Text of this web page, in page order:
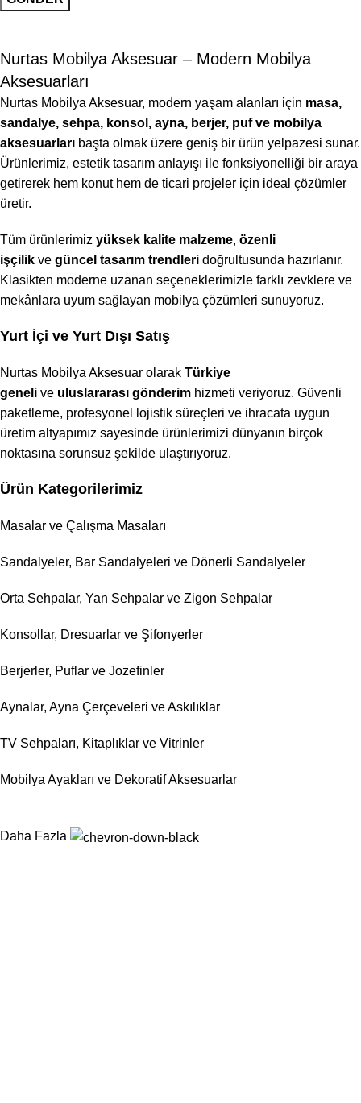
Nurtas Mobilya Aksesuar – Modern Mobilya
Aksesuarları
Nurtas Mobilya Aksesuar, modern yaşam alanları için masa,
sandalye, sehpa, konsol, ayna, berjer, puf ve mobilya
aksesuarları başta olmak üzere geniş bir ürün yelpazesi sunar.
Ürünlerimiz, estetik tasarım anlayışı ile fonksiyonelliği bir araya
getirerek hem konut hem de ticari projeler için ideal çözümler
üretir.
Tüm ürünlerimiz yüksek kalite malzeme, özenli
işçilik ve güncel tasarım trendleri doğrultusunda hazırlanır.
Klasikten moderne uzanan seçeneklerimizle farklı zevklere ve
mekânlara uyum sağlayan mobilya çözümleri sunuyoruz.
Yurt İçi ve Yurt Dışı Satış
Nurtas Mobilya Aksesuar olarak Türkiye
geneli ve uluslararası gönderim hizmeti veriyoruz. Güvenli
paketleme, profesyonel lojistik süreçleri ve ihracata uygun
üretim altyapımız sayesinde ürünlerimizi dünyanın birçok
noktasına sorunsuz şekilde ulaştırıyoruz.
Ürün Kategorilerimiz
Masalar ve Çalışma Masaları
Sandalyeler, Bar Sandalyeleri ve Dönerli Sandalyeler
Orta Sehpalar, Yan Sehpalar ve Zigon Sehpalar
Konsollar, Dresuarlar ve Şifonyerler
Berjerler, Puflar ve Jozefinler
Aynalar, Ayna Çerçeveleri ve Askılıklar
TV Sehpaları, Kitaplıklar ve Vitrinler
Mobilya Ayakları ve Dekoratif Aksesuarlar
Daha Fazla